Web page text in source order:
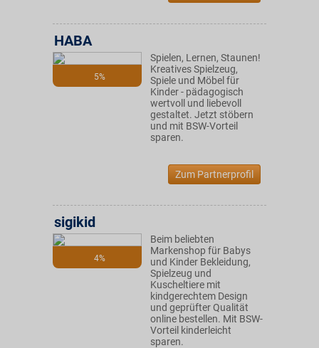
5%
HABA
Spielen, Lernen, Staunen!
Kreatives Spielzeug,
Spiele und Möbel für
Kinder - pädagogisch
wertvoll und liebevoll
gestaltet. Jetzt stöbern
und mit BSW-Vorteil
sparen.
Zum Partnerprofil
4%
sigikid
Beim beliebten
Markenshop für Babys
und Kinder Bekleidung,
Spielzeug und
Kuscheltiere mit
kindgerechtem Design
und geprüfter Qualität
online bestellen. Mit BSW-
Vorteil kinderleicht
sparen.